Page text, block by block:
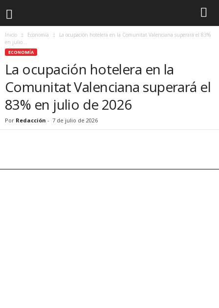
Inicio Economía
La ocupación hotelera en la Comunitat Valenciana superará el 83%
en julio...
ECONOMÍA
La ocupación hotelera en la
Comunitat Valenciana superará el
83% en julio de 2026
Por Redacción - 7 de julio de 2026